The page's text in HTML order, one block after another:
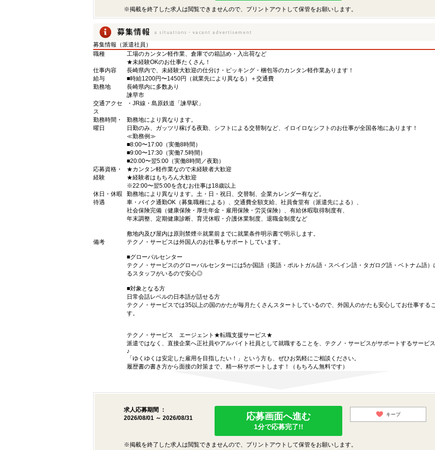
※掲載を終了した求人は閲覧できませんので、プリントアウトして保管をお願いします。
募集情報（派遣社員）
職種
工場のカンタン軽作業、倉庫での箱詰め・入出荷など
★未経験OKのお仕事たくさん！
仕事内容
長崎県内で、未経験大歓迎の仕分け・ピッキング・梱包等のカンタン軽作業あります！
給与
■時給1200円〜1450円（就業先により異なる）＋交通費
勤務地
長崎県内に多数あり
諫早市
交通アクセ
ス
・JR線・島原鉄道「諫早駅」
勤務時間・
曜日
勤務地により異なります。
日勤のみ、ガッツリ稼げる夜勤、シフトによる交替制など、イロイロなシフトのお仕事が全国各地にあります！
≪勤務例≫
■8:00〜17:00（実働8時間）
■9:00〜17:30（実働7.5時間）
■20:00〜翌5:00（実働8時間／夜勤）
応募資格・
経験
★カンタン軽作業なので未経験者大歓迎
★経験者はもちろん大歓迎
※22:00〜翌5:00を含むお仕事は18歳以上
休日・休暇
勤務地により異なります。土・日・祝日、交替制、企業カレンダー有など。
待遇
車・バイク通勤OK（募集職種による）、交通費全額支給、社員食堂有（派遣先による）、
社会保険完備（健康保険・厚生年金・雇用保険・労災保険）、有給休暇取得制度有、
年末調整、定期健康診断、育児休暇・介護休業制度、退職金制度など
敷地内及び屋内は原則禁煙※就業前までに就業条件明示書で明示します。
備考
テクノ・サービスは外国人のお仕事もサポートしています。
■グローバルセンター
テクノ・サービスのグローバルセンターには5か国語（英語・ポルトガル語・スペイン語・タガログ語・ベトナム語）
るスタッフがいるので安心◎
■対象となる方
日常会話レベルの日本語が話せる方
テクノ・サービスでは35以上の国のかたが毎月たくさんスタートしているので、外国人のかたも安心してお仕事する
す。
テクノ・サービス エージェント★転職支援サービス★
派遣ではなく、直接企業へ正社員やアルバイト社員として就職することを、テクノ・サービスがサポートするサービ
♪
「ゆくゆくは安定した雇用を目指したい！」という方も、ぜひお気軽にご相談ください。
履歴書の書き方から面接の対策まで、精一杯サポートします！（もちろん無料です）
求人応募期間 ：
2026/08/01 ～ 2026/08/31
応募画面へ進む
1分で応募完了!!
キープ
※掲載を終了した求人は閲覧できませんので、プリントアウトして保管をお願いします。